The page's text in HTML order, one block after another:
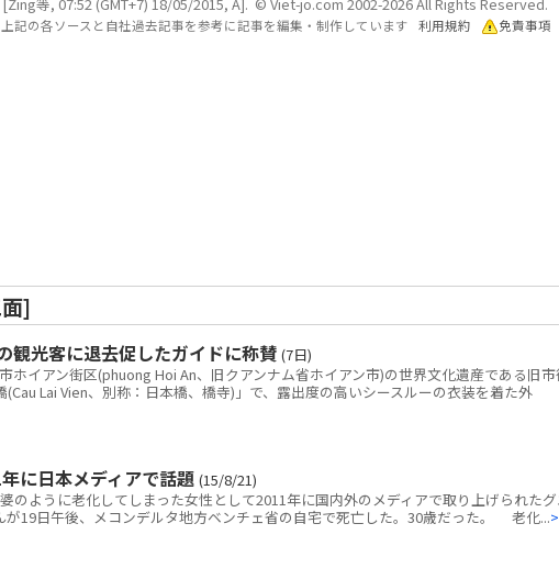
記の各ソースと自社過去記事を参考に記事を編集・制作しています 利用規約 免責事項
]
観光客に退去促したガイドに称賛 (7日)
ホイアン街区(phuong Hoi An、旧クアンナム省ホイアン市)の世界文化遺産である旧市
(Cau Lai Vien、別称：日本橋、橋寺)」で、露出度の高いシースルーの衣装を着た外
に日本メディアで話題 (15/8/21)
のように老化してしまった女性として2011年に国内外のメディアで取り上げられた
が19日午後、メコンデルタ地方ベンチェ省の自宅で死亡した。30歳だった。 老化...